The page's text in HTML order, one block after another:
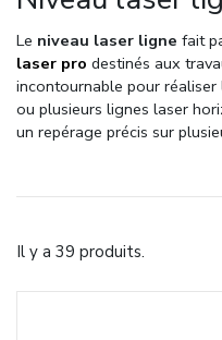
Le niveau laser ligne fait
laser pro destinés aux
incontournable pour
ou plusieurs lignes laser
un repérage précis sur
besoins des artisans,
l’aménagement intérieur.
Pour comparer les
consultez notrecomparatif
Il y a 39 produits.